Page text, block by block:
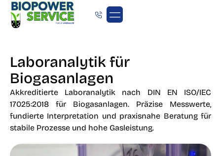
Laboranalytik für
Biogasanlagen
Akkreditierte Laboranalytik nach DIN EN ISO/IEC
17025:2018 für Biogasanlagen. Präzise Messwerte,
fundierte Interpretation und praxisnahe Beratung für
stabile Prozesse und hohe Gasleistung.